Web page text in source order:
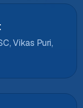
Vikas Puri,